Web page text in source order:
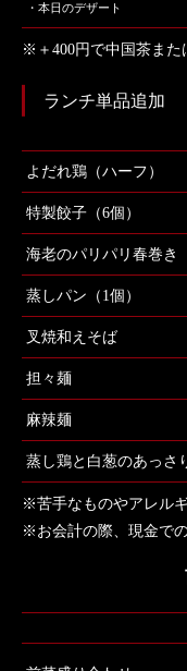
・本日のデザート
※＋400円で中国茶また
ランチ単品追加
よだれ鶏（ハーフ）
特製餃子（6個）
海老のパリパリ春巻き
蒸しパン（1個）
叉焼和えそば
担々麺
麻辣麺
蒸し鶏と白葱のあっさ
※苦手なものやアレル
※お会計の際、現金で